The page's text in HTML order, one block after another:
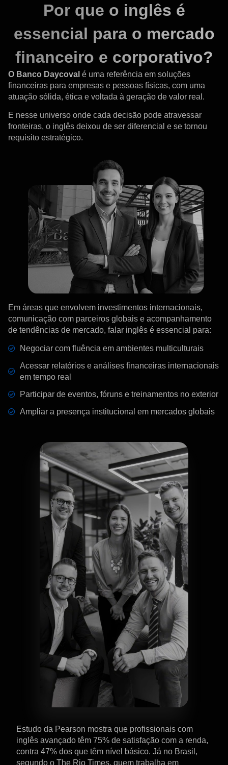
Por que o inglês é
essencial para o mercado
financeiro e corporativo?
O Banco Daycoval é uma referência em soluções
financeiras para empresas e pessoas físicas, com uma
atuação sólida, ética e voltada à geração de valor real.
E nesse universo onde cada decisão pode atravessar
fronteiras, o inglês deixou de ser diferencial e se tornou
requisito estratégico.
Em áreas que envolvem investimentos internacionais,
comunicação com parceiros globais e acompanhamento
de tendências de mercado, falar inglês é essencial para:
Negociar com fluência em ambientes multiculturais
Acessar relatórios e análises financeiras internacionais
em tempo real
Participar de eventos, fóruns e treinamentos no exterior
Ampliar a presença institucional em mercados globais
Estudo da Pearson mostra que profissionais com
inglês avançado têm 75% de satisfação com a renda,
contra 47% dos que têm nível básico. Já no Brasil,
segundo o The Rio Times, quem trabalha em